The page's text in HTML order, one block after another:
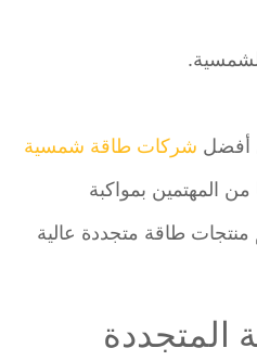
شركات طاقة شمسية
المهتمين بمواكبة
طاقة متجددة عالية